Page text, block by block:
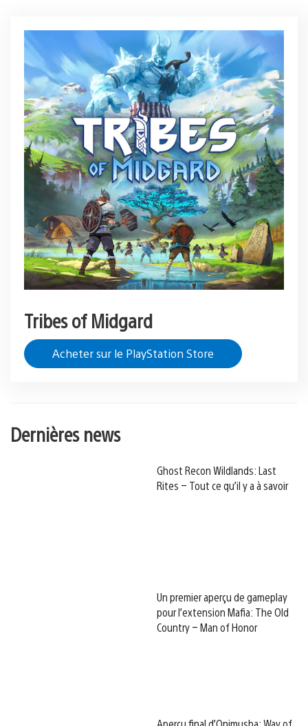
Tribes of Midgard
Acheter sur le PlayStation Store
Dernières news
Ghost Recon Wildlands: Last
Rites – Tout ce qu’il y a à savoir
Un premier aperçu de gameplay
pour l’extension Mafia: The Old
Country – Man of Honor